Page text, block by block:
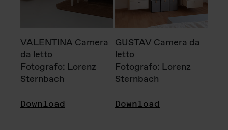
VALENTINA Camera
da letto
Fotografo: Lorenz
Sternbach
Download
GUSTAV Camera da
letto
Fotografo: Lorenz
Sternbach
Download